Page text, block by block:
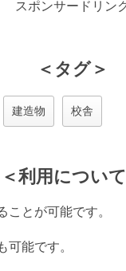
スポンサードリン
＜タグ＞
建造物 校舎
＜利用につい
ことが可能です。
可能です。